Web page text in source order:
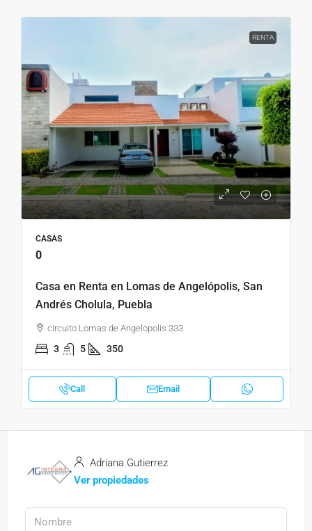
RENTA
CASAS
0
Casa en Renta en Lomas de Angelópolis, San
Andrés Cholula, Puebla
circuito Lomas de Angelopolis 333
3 5 350
Call Email
Adriana Gutierrez
Ver propiedades